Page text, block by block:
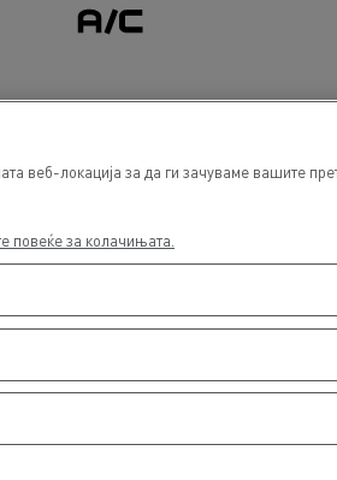
веб-локација за да ги зачуваме вашите
повеќе за колачињата.